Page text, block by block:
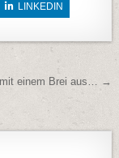
LINKEDIN
mit einem Brei aus… →